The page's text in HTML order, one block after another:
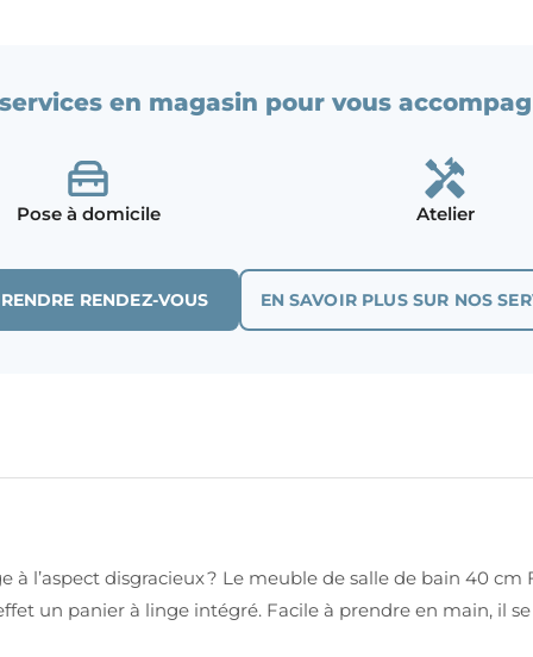
en magasin pour vous
Pose à domicile Atelier
RENDEZ-VOUS EN SAVOIR PLUS SUR NOS
à l’aspect disgracieux ? Le meuble de salle de bain 40 cm
un panier à linge intégré. Facile à prendre en main, il